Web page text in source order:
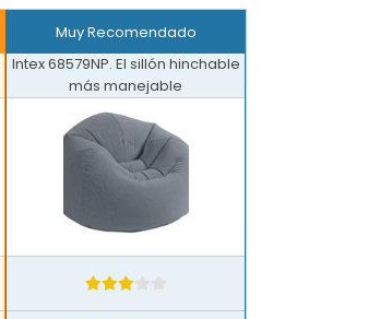
Muy Recomendado
Intex 68579NP. El sillón hinchable
más manejable